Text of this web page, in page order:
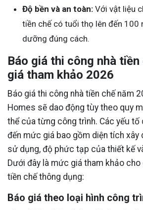
Độ bền và an toàn: Với vật liệu
tiền chế có tuổi thọ lên đến 100
dưỡng đúng cách.
Báo giá thi công nhà
giá tham khảo 2026
Báo giá thi công nhà tiền chế năm
Homes sẽ dao động tùy theo quy
thể của từng công trình. Các yếu tố
đến mức giá bao gồm diện tích xây
sử dụng, độ phức tạp của thiết kế
Dưới đây là mức giá tham khảo
tiền chế thông dụng:
Báo giá theo loại hình công